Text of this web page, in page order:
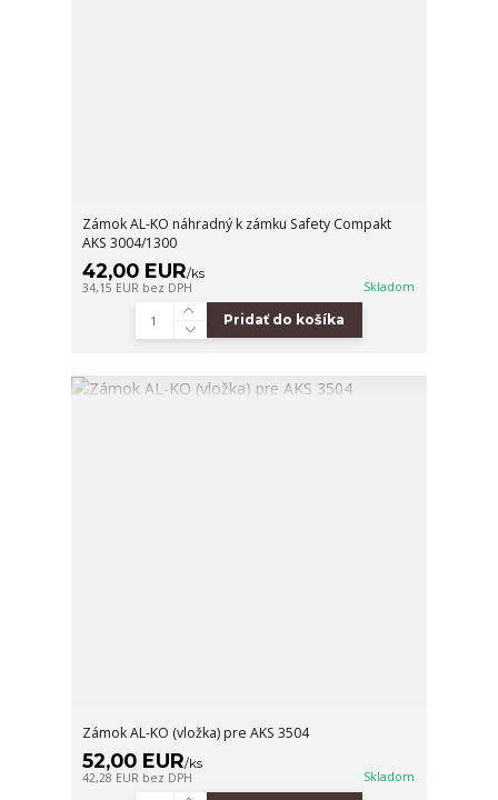
Zámok AL-KO náhradný k zámku Safety Compakt
AKS 3004/1300
42,00 EUR/ks
34,15 EUR bez DPH Skladom
Pridať do košíka
Zámok AL-KO (vložka) pre AKS 3504
52,00 EUR/ks
42,28 EUR bez DPH Skladom